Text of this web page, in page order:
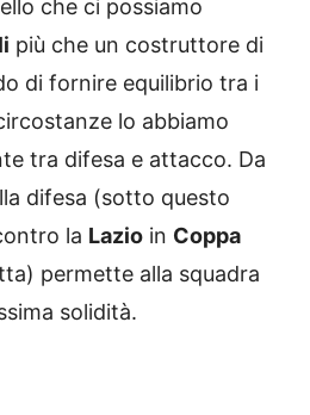
che ci possiamo
più che un costruttore di
di fornire equilibrio tra i
lo abbiamo
tra difesa e attacco. Da
difesa (sotto questo
la Lazio in Coppa
permette alla squadra
solidità.